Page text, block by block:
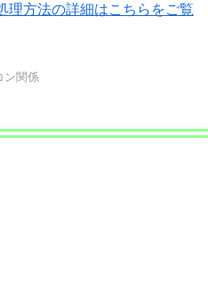
理方法の詳細はこちらをご覧
ン関係